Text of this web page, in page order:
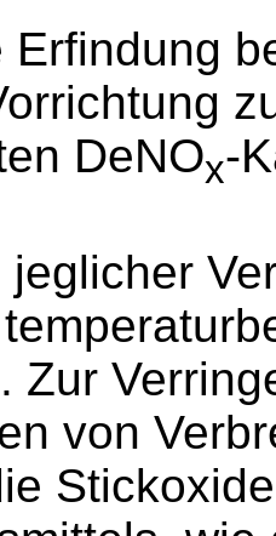
Erfindung
DeNOx-
jeglicher
Zur
von